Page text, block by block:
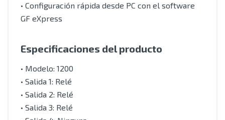
• Configuración rápida desde PC con el software
GF eXpress
Especificaciones del producto
• Modelo: 1200
• Salida 1: Relé
• Salida 2: Relé
• Salida 3: Relé